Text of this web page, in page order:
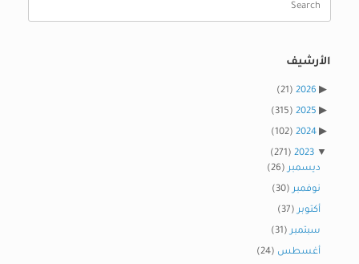
الأرشيف
2026
(21)
2025
(315)
2024
(102)
2023
(271)
ديسمبر(26)
نوفمبر(30)
أكتوبر(37)
سبتمبر(31)
أغسطس (24)